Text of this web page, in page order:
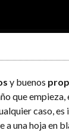
y buenos
que
caso,
a una hoja en